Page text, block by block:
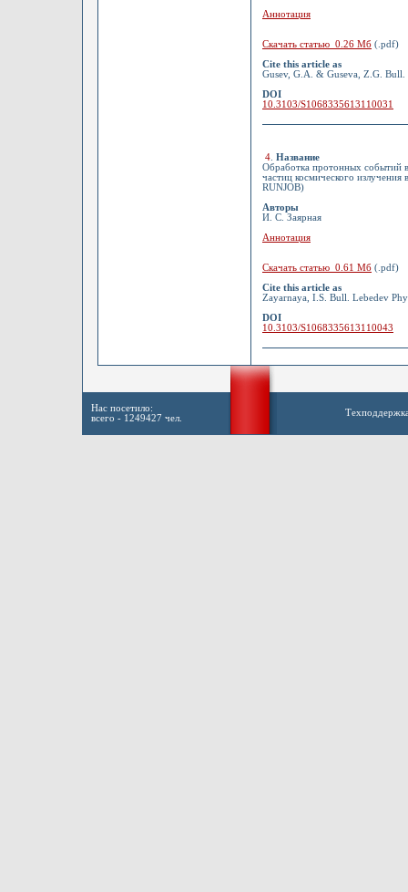
Аннотация
Скачать статью 0.26 Мб (.pdf)
Cite this article as
Gusev, G.A. & Guseva, Z.G.
DOI
10.3103/S1068335613110031
4 Название
Обработка протонных событий
частиц космического
RUNJOB)
Авторы
И. С. Заярная
Аннотация
Скачать статью 0.61 Мб (.pdf)
Cite this article as
Zayarnaya, I.S. Bull. Lebedev
DOI
10.3103/S1068335613110043
Нас посетило:
всего - 1249427 чел.